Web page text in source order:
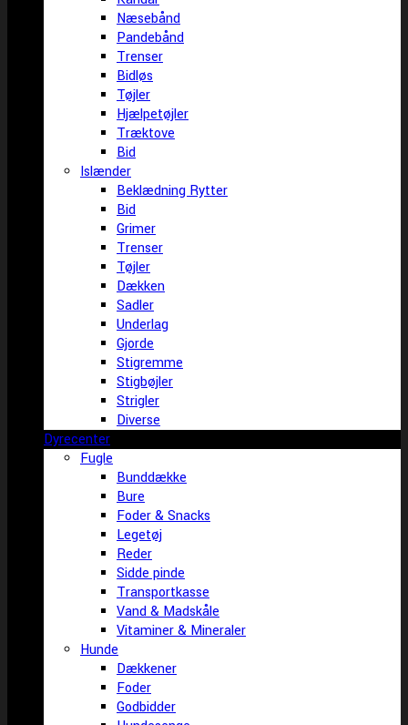
Næsebånd
Pandebånd
Trenser
Bidløs
Tøjler
Hjælpetøjler
Træktove
Bid
Islænder
Beklædning Rytter
Bid
Grimer
Trenser
Tøjler
Dækken
Sadler
Underlag
Gjorde
Stigremme
Stigbøjler
Strigler
Diverse
Dyrecenter
Fugle
Bunddække
Bure
Foder & Snacks
Legetøj
Reder
Sidde pinde
Transportkasse
Vand & Madskåle
Vitaminer & Mineraler
Hunde
Dækkener
Foder
Godbidder